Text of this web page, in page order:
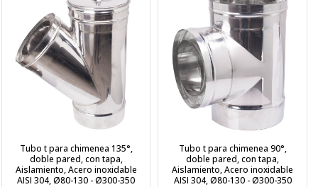
Tubo t para chimenea 135°,
doble pared, con tapa,
Aislamiento, Acero inoxidable
AISI 304, Ø80-130 - Ø300-350
Tubo t para chimenea 90°,
doble pared, con tapa,
Aislamiento, Acero inoxidable
AISI 304, Ø80-130 - Ø300-350